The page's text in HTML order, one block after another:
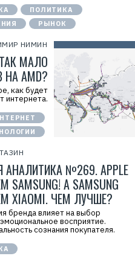
ПОЛИТИКА
РЫНОК
НИМИН
МАЛО
AMD?
как будет
интернета.
№269. APPLE
А SAMSUNG
XIAOMI. ЧЕМ ЛУЧШЕ?
бренда влияет на выбор
восприятие.
сознания покупателя.